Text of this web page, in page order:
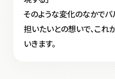
そのような変化のなかで
担いたいとの想いで、こ
いきます。